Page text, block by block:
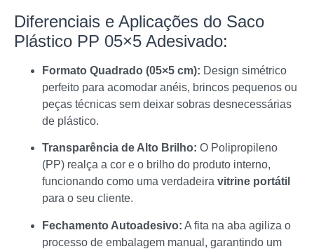
Diferenciais e Aplicações do Saco
Plástico PP 05×5 Adesivado:
Formato Quadrado (05×5 cm): Design simétrico
perfeito para acomodar anéis, brincos pequenos ou
peças técnicas sem deixar sobras desnecessárias
de plástico.
Transparência de Alto Brilho: O Polipropileno
(PP) realça a cor e o brilho do produto interno,
funcionando como uma verdadeira vitrine portátil
para o seu cliente.
Fechamento Autoadesivo: A fita na aba agiliza o
processo de embalagem manual, garantindo um